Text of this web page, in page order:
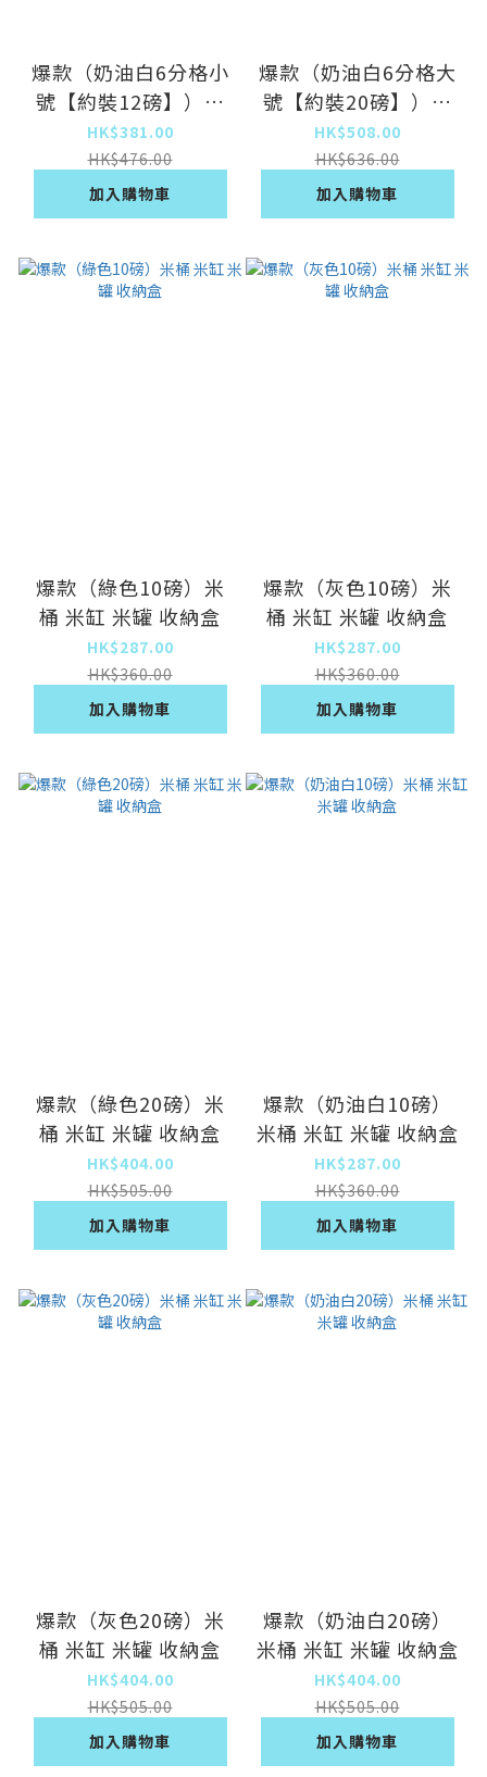
爆款（奶油白6分格小
號【約裝12磅】）五
穀雜糧收納盒 分格密
封米桶
HK$381.00
HK$476.00
加入購物車
爆款（奶油白6分格大
號【約裝20磅】）五
穀雜糧收納盒 分格密
封米桶
HK$508.00
HK$636.00
加入購物車
爆款（綠色10磅）米
桶 米缸 米罐 收納盒
HK$287.00
HK$360.00
加入購物車
爆款（灰色10磅）米
桶 米缸 米罐 收納盒
HK$287.00
HK$360.00
加入購物車
爆款（綠色20磅）米
桶 米缸 米罐 收納盒
HK$404.00
HK$505.00
加入購物車
爆款（奶油白10磅）
米桶 米缸 米罐 收納盒
HK$287.00
HK$360.00
加入購物車
爆款（灰色20磅）米
桶 米缸 米罐 收納盒
HK$404.00
HK$505.00
加入購物車
爆款（奶油白20磅）
米桶 米缸 米罐 收納盒
HK$404.00
HK$505.00
加入購物車